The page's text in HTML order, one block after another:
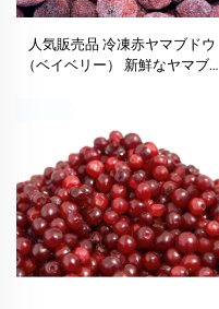
人気販売品 冷凍赤ヤマブドウ
（ベイベリー） 新鮮なヤマブド